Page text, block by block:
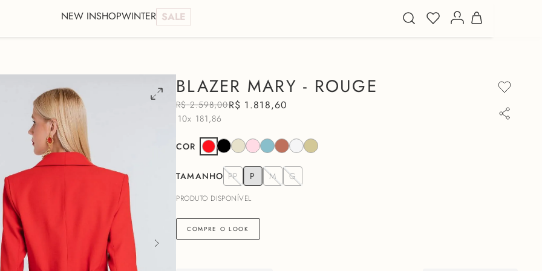
NEW INSHOPWINTER SALE
BLAZER MARY - ROUGE
R$ 2.598,00R$ 1.818,60
10x 181,86
COR
TAMANHO PP P M G
PRODUTO DISPONÍVEL
COMPRE O LOOK